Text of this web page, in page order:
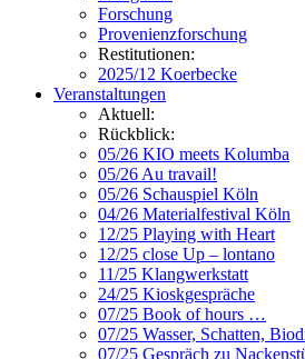
Forschung
Provenienzforschung
Restitutionen:
2025/12 Koerbecke
Veranstaltungen
Aktuell:
Rückblick:
05/26 KIO meets Kolumba
05/26 Au travail!
05/26 Schauspiel Köln
04/26 Materialfestival Köln
12/25 Playing with Heart
12/25 close Up – lontano
11/25 Klangwerkstatt
24/25 Kioskgespräche
07/25 Book of hours …
07/25 Wasser, Schatten,
07/25 Gespräch zu